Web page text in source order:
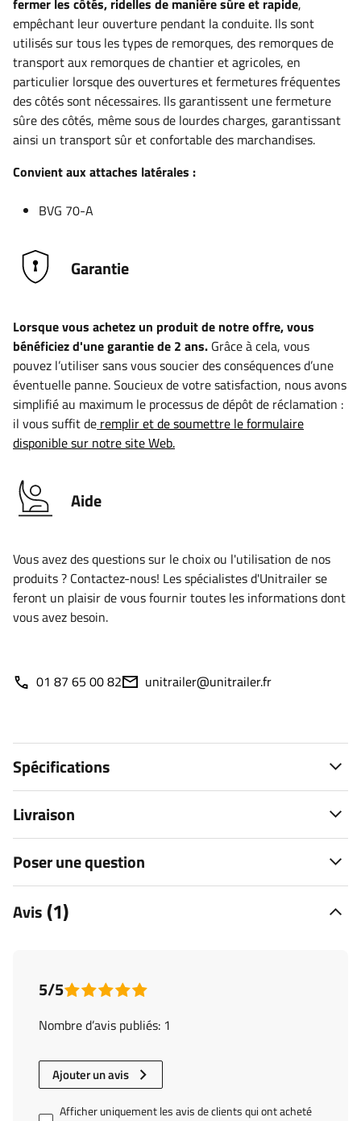
fermer les côtés, ridelles de manière sûre et rapide,
empêchant leur ouverture pendant la conduite. Ils sont
utilisés sur tous les types de remorques, des remorques de
transport aux remorques de chantier et agricoles, en
particulier lorsque des ouvertures et fermetures fréquentes
des côtés sont nécessaires. Ils garantissent une fermeture
sûre des côtés, même sous de lourdes charges, garantissant
ainsi un transport sûr et confortable des marchandises.
Convient aux attaches latérales :
BVG 70-A
Garantie
Lorsque vous achetez un produit de notre offre, vous
bénéficiez d'une garantie de 2 ans. Grâce à cela, vous
pouvez l’utiliser sans vous soucier des conséquences d’une
éventuelle panne. Soucieux de votre satisfaction, nous avons
simplifié au maximum le processus de dépôt de réclamation :
il vous suffit de remplir et de soumettre le formulaire
disponible sur notre site Web.
Aide
Vous avez des questions sur le choix ou l'utilisation de nos
produits ? Contactez-nous! Les spécialistes d'Unitrailer se
feront un plaisir de vous fournir toutes les informations dont
vous avez besoin.
01 87 65 00 82 unitrailer@unitrailer.fr
Spécifications
Livraison
Poser une question
Avis (1)
5/5
Nombre d’avis publiés: 1
Ajouter un avis
Afficher uniquement les avis de clients qui ont acheté